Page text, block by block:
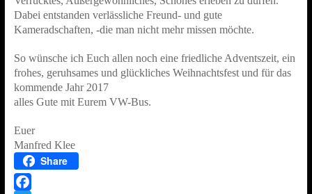
Dabei entstanden verlässliche Freund- und gute
Kameradschaften, -die man nicht mehr missen möchte.
So wünsche ich Euch allen noch eine friedliche Adventszeit, ein
frohes, geruhsames und glückliches Weihnachtsfest und für das
kommende Jahr 2017
alles Gute mit Eurem VW-Bus.
Euer
Manfred Klee
Share